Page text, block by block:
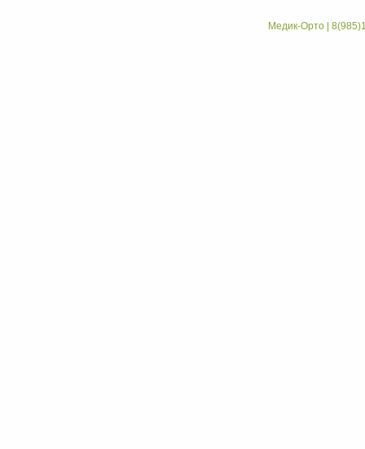
Медик-Орто |